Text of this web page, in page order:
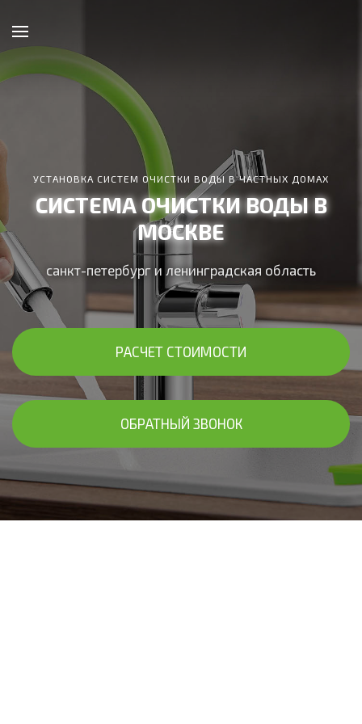
УСТАНОВКА СИСТЕМ ОЧИСТКИ ВОДЫ В ЧАСТНЫХ ДОМАХ
СИСТЕМА ОЧИСТКИ ВОДЫ В
МОСКВЕ
санкт-петербург и ленинградская область
РАСЧЕТ СТОИМОСТИ
ОБРАТНЫЙ ЗВОНОК